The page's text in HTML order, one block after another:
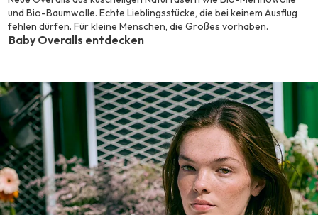
und Bio-Baumwolle. Echte Lieblingsstücke, die bei keinem Ausflug
fehlen dürfen. Für kleine Menschen, die Großes vorhaben.
Baby Overalls entdecken